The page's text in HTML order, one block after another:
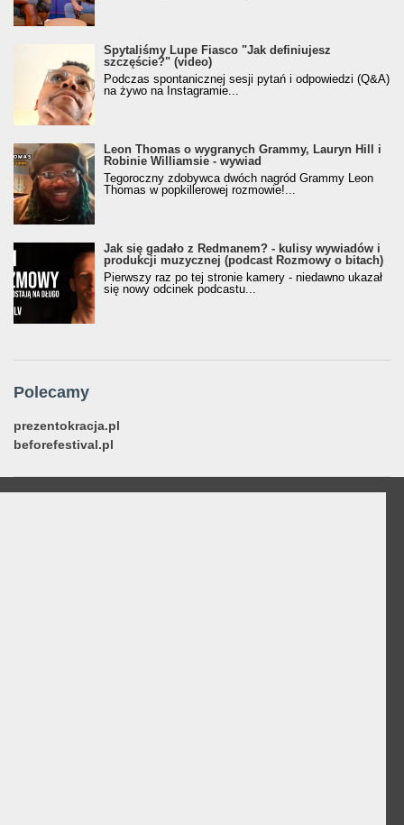
Spytaliśmy Lupe Fiasco "Jak definiujesz
szczęście?" (video)
Podczas spontanicznej sesji pytań i odpowiedzi (Q&A)
na żywo na Instagramie...
Leon Thomas o wygranych Grammy, Lauryn Hill i
Robinie Williamsie - wywiad
Tegoroczny zdobywca dwóch nagród Grammy Leon
Thomas w popkillerowej rozmowie!...
Jak się gadało z Redmanem? - kulisy wywiadów i
produkcji muzycznej (podcast Rozmowy o bitach)
Pierwszy raz po tej stronie kamery - niedawno ukazał
się nowy odcinek podcastu...
Polecamy
prezentokracja.pl
beforefestival.pl